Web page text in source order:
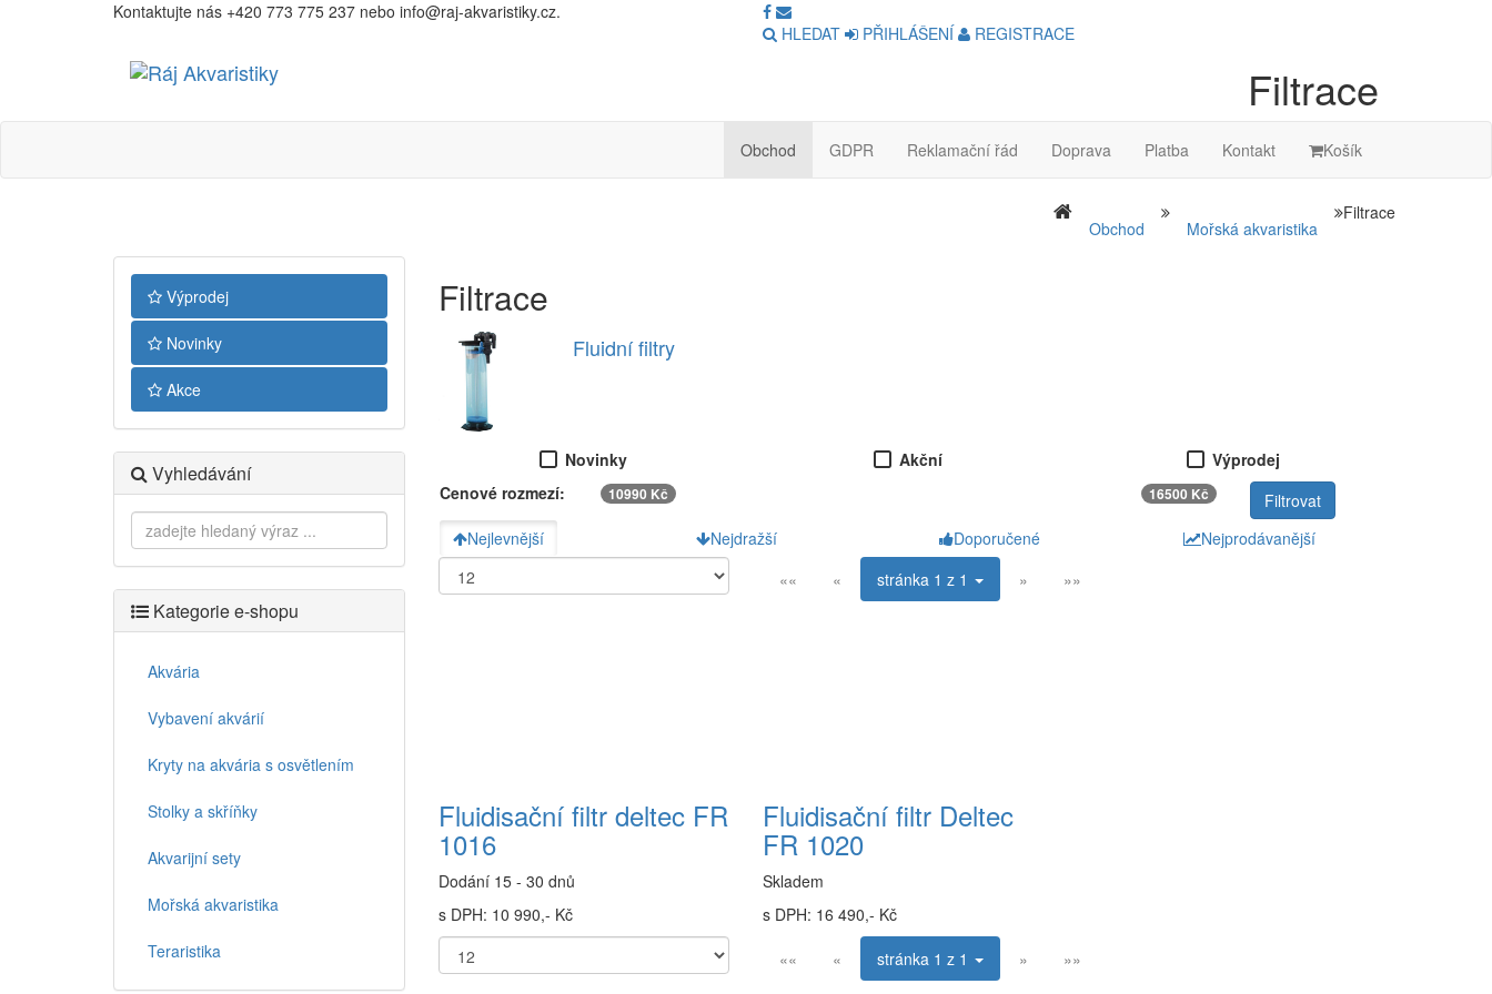
Kontaktujte nás +420 773 775 237 nebo info@raj-akvaristiky.cz.
HLEDAT
PŘIHLÁŠENÍ REGISTRACE
Akvaristiky Filtrace
Obchod GDPR Reklamační řád Doprava Platba Kontakt Košík
Obchod Mořská akvaristika
Filtrace
Výprodej
Novinky
Akce
Vyhledávání
Kategorie e-shopu
Akvária
Vybavení akvárií
Kryty na akvária s osvětlením
Stolky a skříňky
Akvarijní sety
Mořská akvaristika
Teraristika
Filtrace
Fluidní filtry
Novinky Akční
Výprodej
Cenové rozmezí:
10990 Kč 16500 Kč
Nejlevnější Nejdražší Doporučené
Nejprodávanější
««
« stránka 1 z 1 » »»
Fluidisační filtr deltec FR
1016
Dodání 15 - 30 dnů
s DPH: 10 990,- Kč
Fluidisační filtr Deltec
FR 1020
Skladem
s DPH: 16 490,- Kč
««
« stránka 1 z 1 » »»